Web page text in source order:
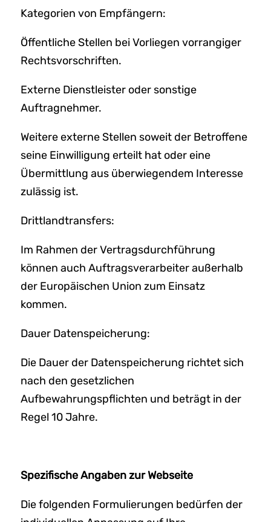
Kategorien von Empfängern:
Öffentliche Stellen bei Vorliegen vorrangiger
Rechtsvorschriften.
Externe Dienstleister oder sonstige
Auftragnehmer.
Weitere externe Stellen soweit der Betroffene
seine Einwilligung erteilt hat oder eine
Übermittlung aus überwiegendem Interesse
zulässig ist.
Drittlandtransfers:
Im Rahmen der Vertragsdurchführung
können auch Auftragsverarbeiter außerhalb
der Europäischen Union zum Einsatz
kommen.
Dauer Datenspeicherung:
Die Dauer der Datenspeicherung richtet sich
nach den gesetzlichen
Aufbewahrungspflichten und beträgt in der
Regel 10 Jahre.
Spezifische Angaben zur Webseite
Die folgenden Formulierungen bedürfen der